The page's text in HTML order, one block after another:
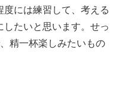
には練習して、考える
たいと思います。せっ
精一杯楽しみたいもの